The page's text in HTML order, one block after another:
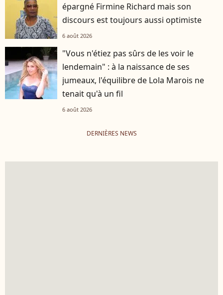
épargné Firmine Richard mais son
discours est toujours aussi optimiste
6 août 2026
"Vous n'étiez pas sûrs de les voir le
lendemain" : à la naissance de ses
jumeaux, l'équilibre de Lola Marois ne
tenait qu'à un fil
6 août 2026
DERNIÈRES NEWS